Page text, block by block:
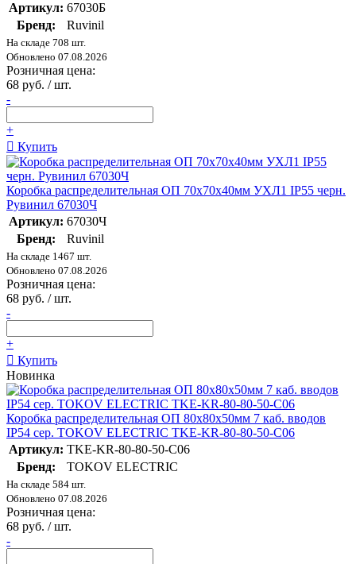
Артикул: 67030Б
Бренд:
Ruvinil
На складе 708 шт.
Обновлено 07.08.2026
Розничная цена:
68 руб. / шт.
-
+
Купить
Коробка распределительная ОП 70х70х40мм УХЛ1 IP55 черн.
Рувинил 67030Ч
Артикул: 67030Ч
Бренд:
Ruvinil
На складе 1467 шт.
Обновлено 07.08.2026
Розничная цена:
68 руб. / шт.
-
+
Купить
Новинка
Коробка распределительная ОП 80х80х50мм 7 каб. вводов
IP54 сер. TOKOV ELECTRIC TKE-KR-80-80-50-C06
Артикул: TKE-KR-80-80-50-C06
Бренд:
TOKOV ELECTRIC
На складе 584 шт.
Обновлено 07.08.2026
Розничная цена:
68 руб. / шт.
-